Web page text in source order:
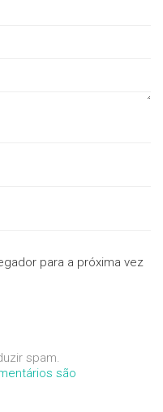
para a próxima vez
spam.
são